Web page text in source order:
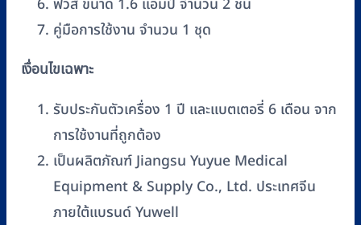
คู่มือการใช้งาน จำนวน 1 ชุด
เงื่อนไขเฉพาะ
รับประกันตัวเครื่อง 1 ปี และแบตเตอรี่ 6 เดือน จาก
การใช้งานที่ถูกต้อง
เป็นผลิตภัณฑ์ Jiangsu Yuyue Medical
Equipment & Supply Co., Ltd. ประเทศจีน
ภายใต้แบรนด์ Yuwell